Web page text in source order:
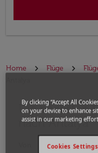
Home Flüge
Die nächsten
nach Antalya
Bitte ändern Sie
By clicking “Accept All
on your device to enhance
assist in our marketing
Cookies Settings